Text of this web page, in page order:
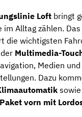
Loft bringt
im Alltag zählen. Das
die wichtigsten
Multimedia-
Medien und
Dazu
vorn mit